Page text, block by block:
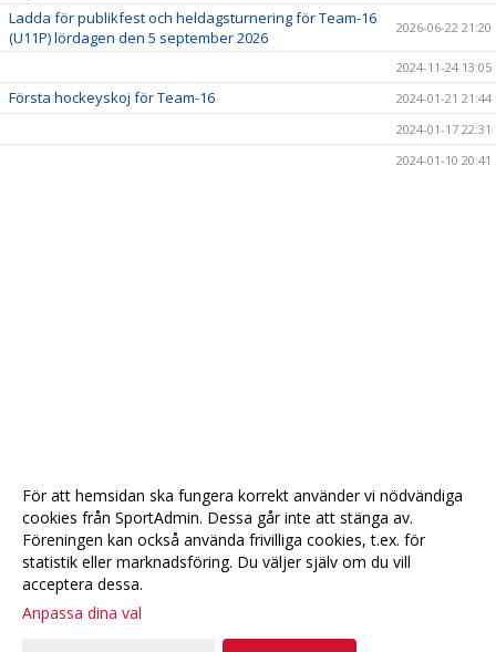
Ladda för publikfest och heldagsturnering för Team-16
(U11P) lördagen den 5 september 2026
2026-06-22 21:20
2024-11-24 13:05
Första hockeyskoj för Team-16
2024-01-21 21:44
2024-01-17 22:31
2024-01-10 20:41
För att hemsidan ska fungera korrekt använder vi nödvändiga
cookies från SportAdmin. Dessa går inte att stänga av.
Föreningen kan också använda frivilliga cookies, t.ex. för
statistik eller marknadsföring. Du väljer själv om du vill
acceptera dessa.
Anpassa dina val